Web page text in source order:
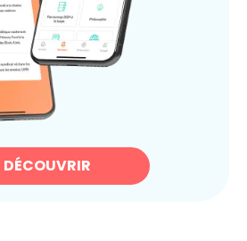
DÉCOUVRIR